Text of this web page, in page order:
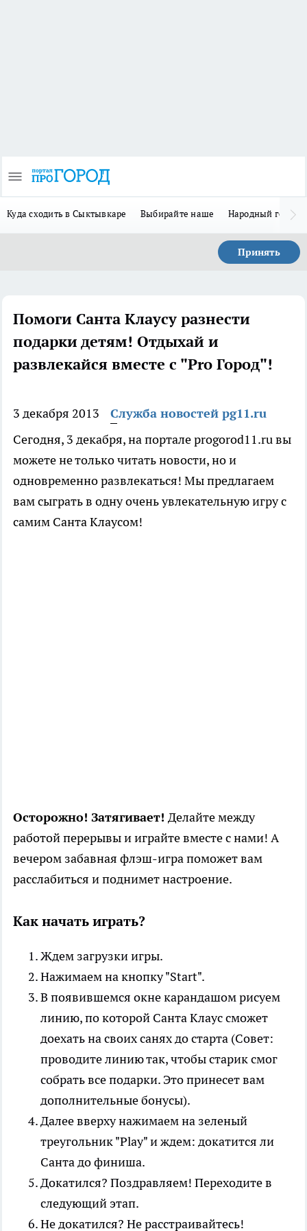
Куда сходить в Сыктывкаре Выбирайте наше Народный герой
Принять
Помоги Санта Клаусу разнести
подарки детям! Отдыхай и
развлекайся вместе с "Pro Город"!
3 декабря 2013
Служба новостей pg11.ru
Сегодня, 3 декабря, на портале progorod11.ru вы
можете не только читать новости, но и
одновременно развлекаться! Мы предлагаем
вам сыграть в одну очень увлекательную игру с
самим Санта Клаусом!
Осторожно! Затягивает! Делайте между
работой перерывы и играйте вместе с нами! А
вечером забавная флэш-игра поможет вам
расслабиться и поднимет настроение.
Как начать играть?
Ждем загрузки игры.
Нажимаем на кнопку "Start".
В появившемся окне карандашом рисуем
линию, по которой Санта Клаус сможет
доехать на своих санях до старта (Совет:
проводите линию так, чтобы старик смог
собрать все подарки. Это принесет вам
дополнительные бонусы).
Далее вверху нажимаем на зеленый
треугольник "Play" и ждем: докатится ли
Санта до финиша.
Докатился? Поздравляем! Переходите в
следующий этап.
Не докатился? Не расстраивайтесь!